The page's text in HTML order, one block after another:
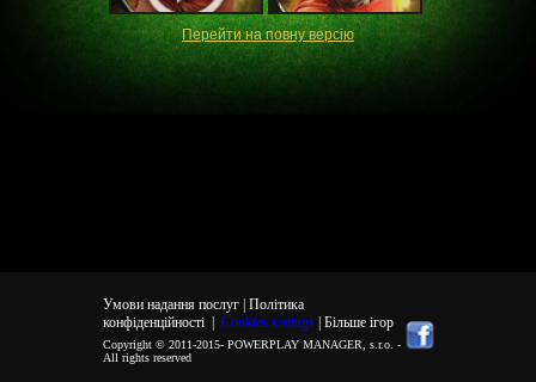
Перейти на повну версiю
Умови надання послуг | Політика
конфіденційності| Cookies settings | Більше ігор
Copyright © 2011-2015- POWERPLAY MANAGER, s.r.o. -
All rights reserved